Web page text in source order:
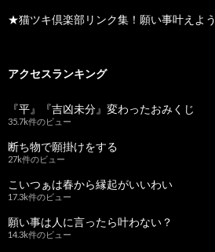
★猫ツキ倶楽部リンク集！願い事叶えよう
アクセスランキング
『平』『吉凶未分』変わったおみくじ
35.7k件のビュー
断ち物で願掛けをする
27k件のビュー
こいつぁは春から縁起がいいわい
17.3k件のビュー
願い事は人に言ったら叶わない？
14.3k件のビュー